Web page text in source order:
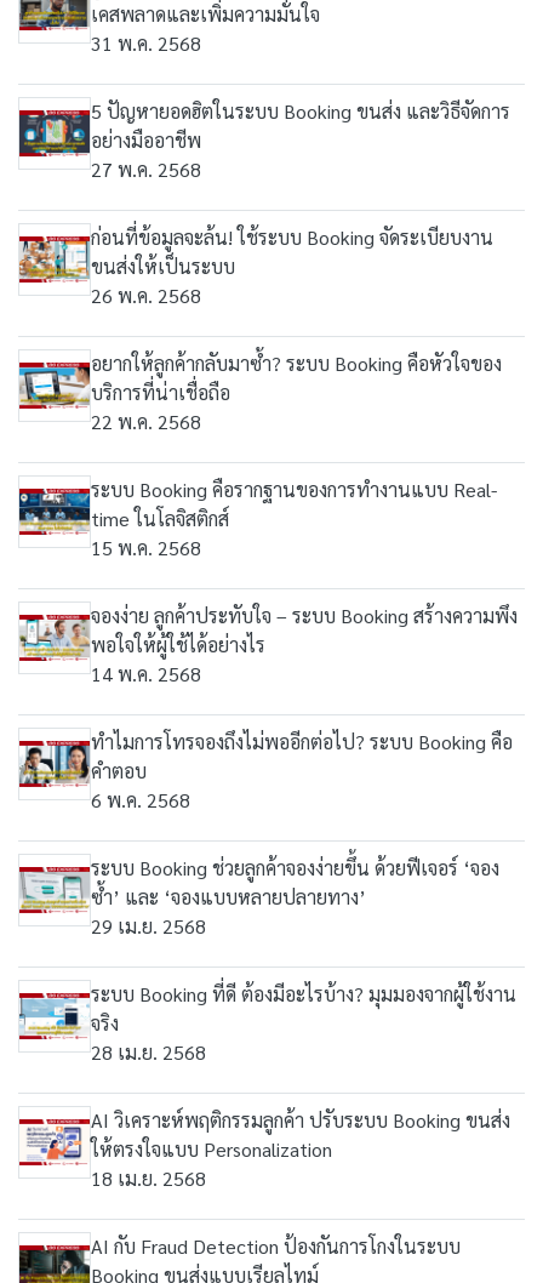
เคสพลาดและเพิ่มความมั่นใจ
31 พ.ค. 2568
5 ปัญหายอดฮิตในระบบ Booking ขนส่ง และวิธีจัดการ
อย่างมืออาชีพ
27 พ.ค. 2568
ก่อนที่ข้อมูลจะล้น! ใช้ระบบ Booking จัดระเบียบงาน
ขนส่งให้เป็นระบบ
26 พ.ค. 2568
อยากให้ลูกค้ากลับมาซ้ำ? ระบบ Booking คือหัวใจของ
บริการที่น่าเชื่อถือ
22 พ.ค. 2568
ระบบ Booking คือรากฐานของการทำงานแบบ Real-
time ในโลจิสติกส์
15 พ.ค. 2568
จองง่าย ลูกค้าประทับใจ – ระบบ Booking สร้างความพึง
พอใจให้ผู้ใช้ได้อย่างไร
14 พ.ค. 2568
ทำไมการโทรจองถึงไม่พออีกต่อไป? ระบบ Booking คือ
คำตอบ
6 พ.ค. 2568
ระบบ Booking ช่วยลูกค้าจองง่ายขึ้น ด้วยฟีเจอร์ ‘จอง
ซ้ำ’ และ ‘จองแบบหลายปลายทาง’
29 เม.ย. 2568
ระบบ Booking ที่ดี ต้องมีอะไรบ้าง? มุมมองจากผู้ใช้งาน
จริง
28 เม.ย. 2568
AI วิเคราะห์พฤติกรรมลูกค้า ปรับระบบ Booking ขนส่ง
ให้ตรงใจแบบ Personalization
18 เม.ย. 2568
AI กับ Fraud Detection ป้องกันการโกงในระบบ
Booking ขนส่งแบบเรียลไทม์